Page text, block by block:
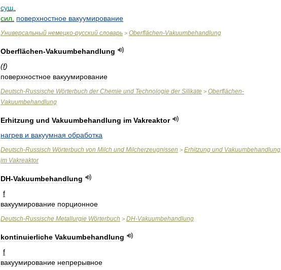
сущ
сил поверхностное вакуумирование
Универсальный немецко-русский словарь > Oberflächen-Vakuumbehandlung
Oberflächen-Vakuumbehandlung
(f)
поверхностное вакуумирование
Deutsch-Russische Wörterbuch der Chemie und Technologie der Silikate > Oberflächen-
Vakuumbehandlung
Erhitzung und Vakuumbehandlung im Vakreaktor
нагрев и вакуумная обработка
Deutsch-Russisch Wörterbuch von Milch und Milcherzeugnissen > Erhitzung und Vakuumbehandlung
im Vakreaktor
DH-Vakuumbehandlung
f
вакуумирование порционное
Deutsch-Russische Metallurgie Wörterbuch > DH-Vakuumbehandlung
kontinuierliche Vakuumbehandlung
f
вакуумирование непрерывное